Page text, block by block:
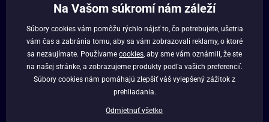
O NÁS
VERNOSTNÝ PROGRAM
BLOG
Na Vašom súkromí nám záleží
Súbory cookies vám pomôžu rýchlo nájsť to, čo potrebujete, ušetria
vám čas a zabránia tomu, aby sa vám zobrazovali reklamy, o ktoré
sa nezaujímate. Používame cookies , aby sme vám oznámili, že ste
na našej stránke, a zobrazujeme produkty podľa vašich preferencií.
Súbory cookies nám pomáhajú zlepšiť váš vylepšený zážitok z
prehliadania.
Odmietnuť všetko